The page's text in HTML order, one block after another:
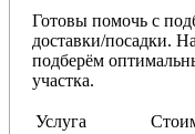
Готовы помочь с
доставки/посадки.
подберём
участка.
Услуга